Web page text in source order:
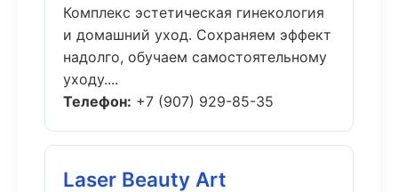
Комплекс эстетическая гинекология
и домашний уход. Сохраняем эффект
надолго, обучаем самостоятельному
уходу....
Телефон: +7 (907) 929-85-35
Laser Beauty Art